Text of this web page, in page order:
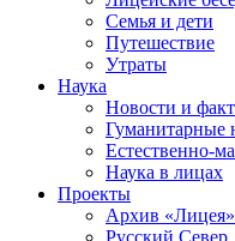
Семья и дети
Путешествие
Утраты
Наука
Новости и
Гуманитарные
Естественно-
Наука в лицах
Проекты
Архив